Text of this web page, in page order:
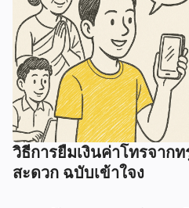
วิธีการยืมเงินค่าโทรจาก
สะดวก ฉบับเข้าใจง